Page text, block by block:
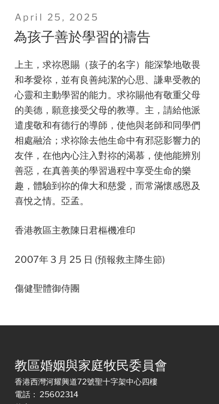
Posted
on
April 25, 2025
為孩子善於學習的禱告
上主，求祢恩賜（孩子的名字）能深摯地敬畏
和孝愛祢，並有良善純潔的心思、謙卑受教的
心靈和主動學習的能力。求祢賜他有敬重父母
的美德，願意接受父母的教導。主，請給他派
遣虔敬和有德行的導師，使他與老師和同學們
相處融洽；求祢除去他生命中有邪惡影響力的
友伴，在他內心注入對祢的渴慕，使他能辨別
善惡，在真善美的學習過程中享受生命的樂
趣，體驗到祢的偉大和慈愛，而常滿懷感恩及
喜悅之情。亞孟。
香港教區主教陳日君樞機准印
2007年 3 月 25 日 (預報救主降生節)
傷健聖體御侍團
教區婚姻與家庭牧民委員會
香港西灣河耀興道72號聖十字架中心四樓
電話： 25602314